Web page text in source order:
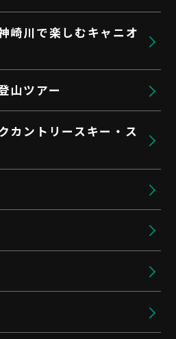
崎川で楽しむキャニオ
山ツアー
カントリースキー・ス